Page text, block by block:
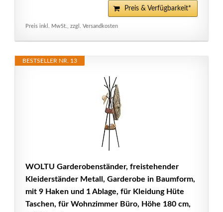
Preis & Verfügbarkeit*
Preis inkl. MwSt., zzgl. Versandkosten
BESTSELLER NR. 13
WOLTU Garderobenständer, freistehender
Kleiderständer Metall, Garderobe in Baumform,
mit 9 Haken und 1 Ablage, für Kleidung Hüte
Taschen, für Wohnzimmer Büro, Höhe 180 cm,